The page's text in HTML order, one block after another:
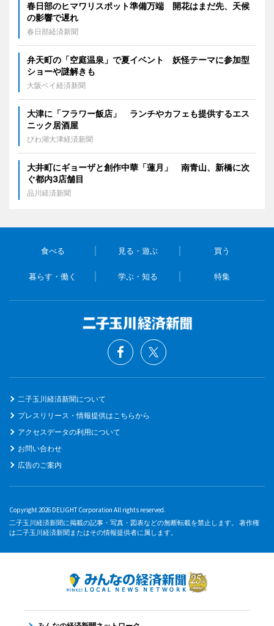
春日部のヒマワリスポット準備万端 開花はまだ先、天候
の影響で遅れ
春日部経済新聞
弁天町の「空庭温泉」で夏イベント 妖怪テーマに参加型
ショーや謎解きも
大阪ベイ経済新聞
大津に「フラワー飯店」 ランチやカフェも提供するエス
ニック居酒屋
びわ湖大津経済新聞
大井町にギョーザと創作中華「蓮月」 南青山、新橋に次
ぐ都内3店舗目
品川経済新聞
食べる 見る・遊ぶ 買う
暮らす・働く 学ぶ・知る 特集
二子玉川経済新聞について
プレスリリース・情報提供はこちらから
アクセスデータの利用について
お問い合わせ
広告のご案内
Copyright 2026 DELIGHT Corporation All rights reserved.
二子玉川経済新聞に掲載の記事・写真・図表などの無断転載を禁止します。 著作権
は二子玉川経済新聞またはその情報提供者に属します。